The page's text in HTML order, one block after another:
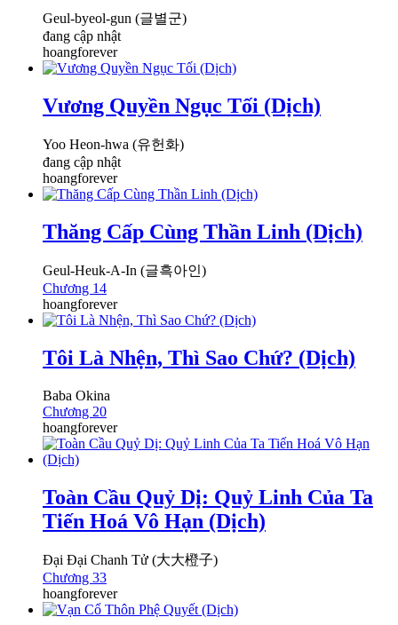
Geul-byeol-gun (글별군)
đang cập nhật
hoangforever
Vương Quyền Ngục Tối (Dịch)
Yoo Heon-hwa (유헌화)
đang cập nhật
hoangforever
Thăng Cấp Cùng Thần Linh (Dịch)
Geul-Heuk-A-In (글흑아인)
Chương 14
hoangforever
Tôi Là Nhện, Thì Sao Chứ? (Dịch)
Baba Okina
Chương 20
hoangforever
Toàn Cầu Quỷ Dị: Quỷ Linh Của Ta
Tiến Hoá Vô Hạn (Dịch)
Đại Đại Chanh Tử (大大橙子)
Chương 33
hoangforever